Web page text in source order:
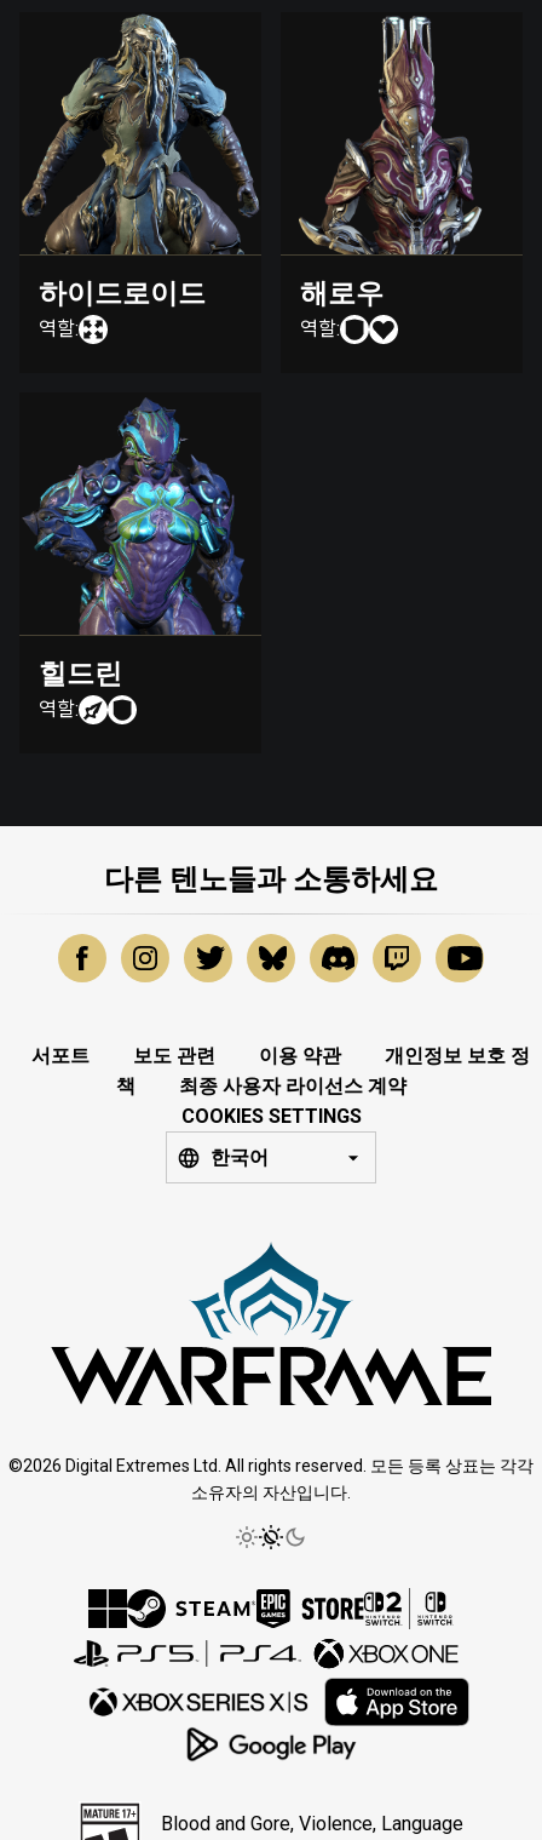
하이드로이드
역할:
해로우
역할:
힐드린
역할:
다른 텐노들과 소통하세요
서포트 보도 관련 이용 약관
개인정보 보호 정
책
최종 사용자 라이선스 계약
COOKIES SETTINGS
한국어
©2026 Digital Extremes Ltd. All rights reserved. 모든 등록 상표는 각각
소유자의 자산입니다.
Blood and Gore, Violence, Language